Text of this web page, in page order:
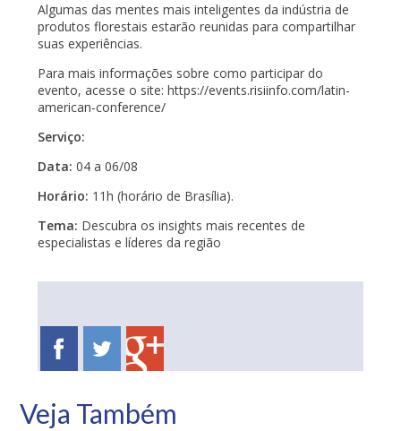
Algumas das mentes mais inteligentes da indústria de
produtos florestais estarão reunidas para compartilhar
suas experiências.
Para mais informações sobre como participar do
evento, acesse o site: https://events.risiinfo.com/latin-
american-conference/
Serviço:
Data: 04 a 06/08
Horário: 11h (horário de Brasília).
Tema: Descubra os insights mais recentes de
especialistas e líderes da região
Veja Também